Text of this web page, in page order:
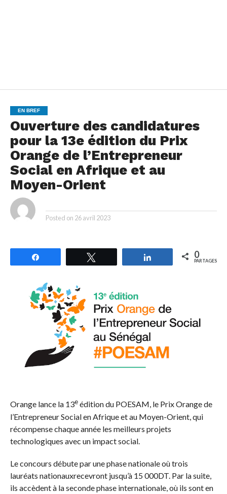
EN BREF
Ouverture des candidatures
pour la 13e édition du Prix
Orange de l’Entrepreneur
Social en Afrique et au
Moyen-Orient
Posted on 26 avril 2023
Partagez 0
PARTAGES
Orange lance la 13eédition du POESAM, le Prix Orange de
l’Entrepreneur Social en Afrique et au Moyen-Orient, qui
récompense chaque année les meilleurs projets
technologiques avec un impact social.
Le concours débute par une phase nationale où trois
lauréats nationauxrecevront jusqu’à 15 000DT. Par la suite,
ils accèdent à la seconde phase internationale, où ils sont en